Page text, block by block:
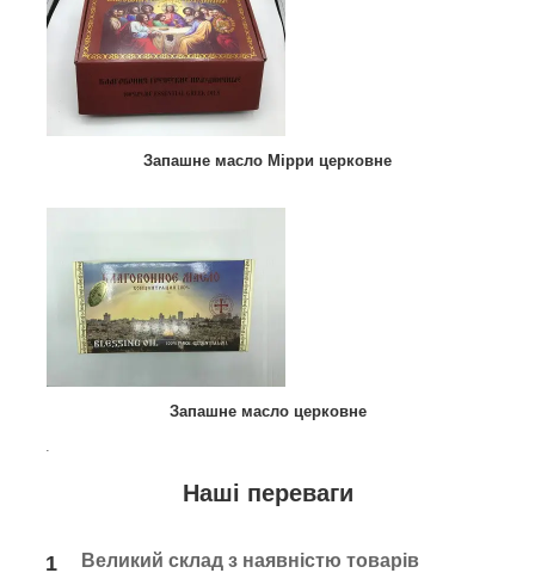
Запашне масло Мірри церковне
Запашне масло церковне
.
Наші переваги
1 Великий склад з наявністю товарів